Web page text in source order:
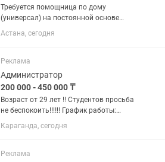
Требуется помощница по дому
(универсал) на постоянной основе
График: 5 дней в неделю, с 10:00 до
вкусной домашней...
Астана, сегодня
Реклама
Администратор
200 000 - 450 000 ₸
Возраст от 29 лет ‼️ Студентов просьба
не беспокоить‼️‼️‼️ График работы:
сутками можно из дому местами
работать, 24/7 на телефоне и решение
квартирами Проживание строго...
Караганда, сегодня
Реклама